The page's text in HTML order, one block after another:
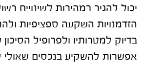
יכול להגיב במהירות לשינויים
הזדמנויות השקעה ספציפיות
בדיוק למטרותיו ולפרופיל
אפשרות להשקיע בנכסים שאולי